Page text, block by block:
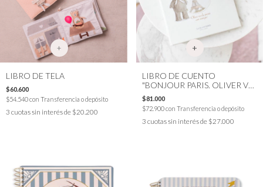
+
LIBRO DE TELA
$60.600
$54.540con Transferencia o depósito
3 cuotas sin interés de $20.200
LIBRO DE CUENTO
"BONJOUR PARIS. OLIVER VA
DE PICNIC CON AMIGOS"
$81.000
$72.900con Transferencia o depósito
3 cuotas sin interés de $27.000